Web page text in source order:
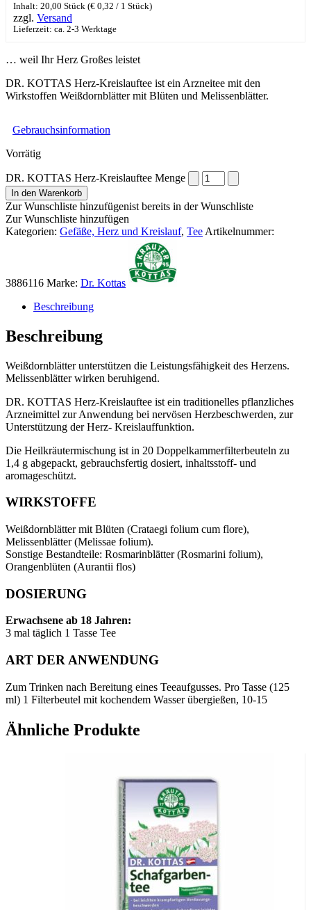
Inhalt: 20,00 Stück (€ 0,32 / 1 Stück)
zzgl. Versand
Lieferzeit: ca. 2-3 Werktage
… weil Ihr Herz Großes leistet
DR. KOTTAS Herz-Kreislauftee ist ein Arzneitee mit den
Wirkstoffen Weißdornblätter mit Blüten und Melissenblätter.
Gebrauchsinformation
Vorrätig
DR. KOTTAS Herz-Kreislauftee Menge
In den Warenkorb
Zur Wunschliste hinzufügenist bereits in der Wunschliste
Zur Wunschliste hinzufügen
Kategorien: Gefäße, Herz und Kreislauf, Tee Artikelnummer:
3886116 Marke: Dr. Kottas
Beschreibung
Beschreibung
Weißdornblätter unterstützen die Leistungsfähigkeit des Herzens.
Melissenblätter wirken beruhigend.
DR. KOTTAS Herz-Kreislauftee ist ein traditionelles pflanzliches
Arzneimittel zur Anwendung bei nervösen Herzbeschwerden, zur
Unterstützung der Herz- Kreislauffunktion.
Die Heilkräutermischung ist in 20 Doppelkammerfilterbeuteln zu
1,4 g abgepackt, gebrauchsfertig dosiert, inhaltsstoff- und
aromageschützt.
WIRKSTOFFE
Weißdornblätter mit Blüten (Crataegi folium cum flore),
Melissenblätter (Melissae folium).
Sonstige Bestandteile: Rosmarinblätter (Rosmarini folium),
Orangenblüten (Aurantii flos)
DOSIERUNG
Erwachsene ab 18 Jahren:
3 mal täglich 1 Tasse Tee
ART DER ANWENDUNG
Zum Trinken nach Bereitung eines Teeaufgusses. Pro Tasse (125
ml) 1 Filterbeutel mit kochendem Wasser übergießen, 10-15
ausdrücken und den Tee lauwarm, schluckweise trinken. Der Tee
kann nach Geschmack gesüßt werden.
Über Wirkung und mögliche unerwünschte Wirkungen informieren
Gebrauchsinformation, Arzt oder Apotheker.
Ähnliche Produkte